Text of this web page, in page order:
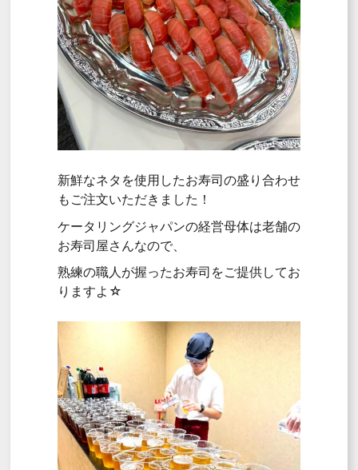
新鮮なネタを使用したお寿司の盛り合わせ
もご注文いただきました！
ケータリングジャパンの経営母体は老舗の
お寿司屋さんなので、
熟練の職人が握ったお寿司をご提供してお
りますよ☆